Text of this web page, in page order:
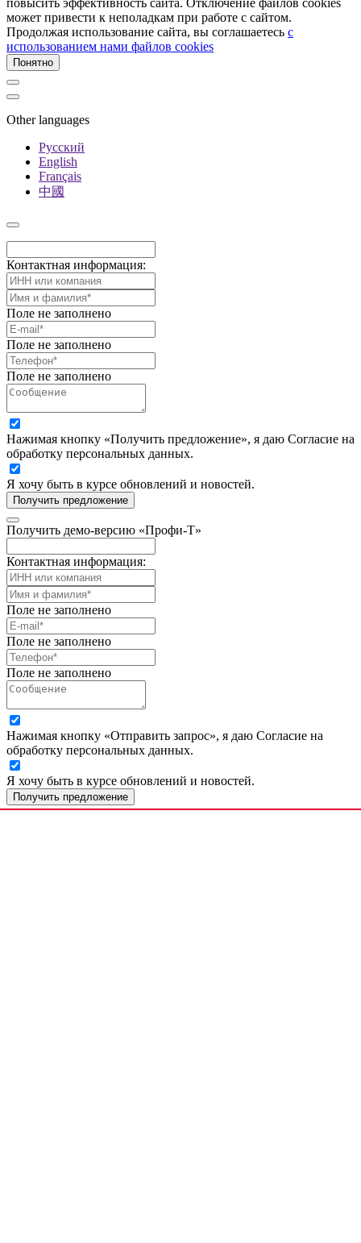
может привести к неполадкам при работе с сайтом.
Продолжая использование сайта, вы соглашаетесь c
использованием нами файлов cookies
Понятно
Other languages
Русский
English
Français
中國
Контактная информация:
Поле не заполнено
Поле не заполнено
Поле не заполнено
Нажимая кнопку «Получить предложение», я даю Согласие на
обработку персональных данных.
Я хочу быть в курсе обновлений и новостей.
Получить предложение
Получить демо-версию «Профи-Т»
Контактная информация:
Поле не заполнено
Поле не заполнено
Поле не заполнено
Нажимая кнопку «Отправить запрос», я даю Согласие на
обработку персональных данных.
Я хочу быть в курсе обновлений и новостей.
Получить предложение